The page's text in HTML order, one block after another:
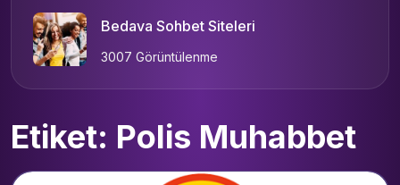
Bedava Sohbet Siteleri
3007 Görüntülenme
Etiket: Polis Muhabbet